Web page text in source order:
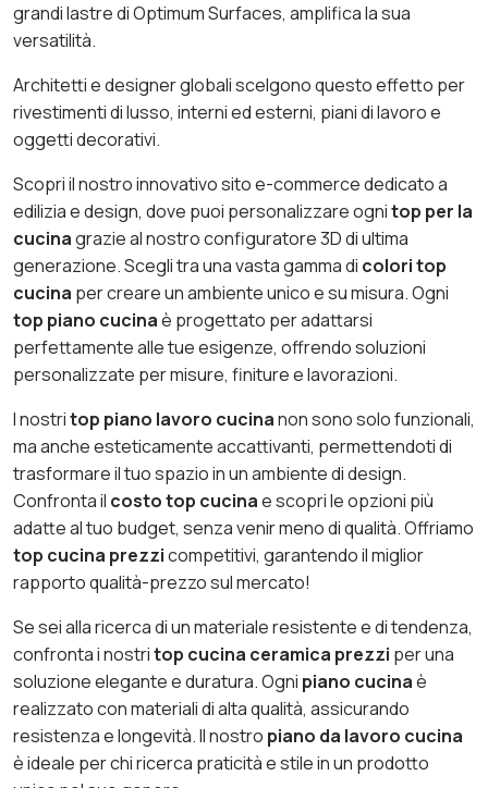
grandi lastre di Optimum Surfaces, amplifica la sua
versatilità.
Architetti e designer globali scelgono questo effetto per
rivestimenti di lusso, interni ed esterni, piani di lavoro e
oggetti decorativi.
Scopri il nostro innovativo sito e-commerce dedicato a
edilizia e design, dove puoi personalizzare ognitop per la
cucinagrazie al nostro configuratore 3D di ultima
generazione. Scegli tra una vasta gamma di colori top
cucina per creare un ambiente unico e su misura. Ogni
top piano cucinaè progettato per adattarsi
perfettamente alle tue esigenze, offrendo soluzioni
personalizzate per misure, finiture e lavorazioni.
I nostritop piano lavoro cucinanon sono solo funzionali,
ma anche esteticamente accattivanti, permettendoti di
trasformare il tuo spazio in un ambiente di design.
Confronta il costo top cucinae scopri le opzioni più
adatte al tuo budget, senza venir meno di qualità. Offriamo
top cucina prezzicompetitivi, garantendo il miglior
rapporto qualità-prezzo sul mercato!
Se sei alla ricerca di un materiale resistente e di tendenza,
confronta i nostritop cucina ceramica prezzi per una
soluzione elegante e duratura. Ogni piano cucinaè
realizzato con materiali di alta qualità, assicurando
resistenza e longevità. Il nostro piano da lavoro cucina
è ideale per chi ricerca praticità e stile in un prodotto